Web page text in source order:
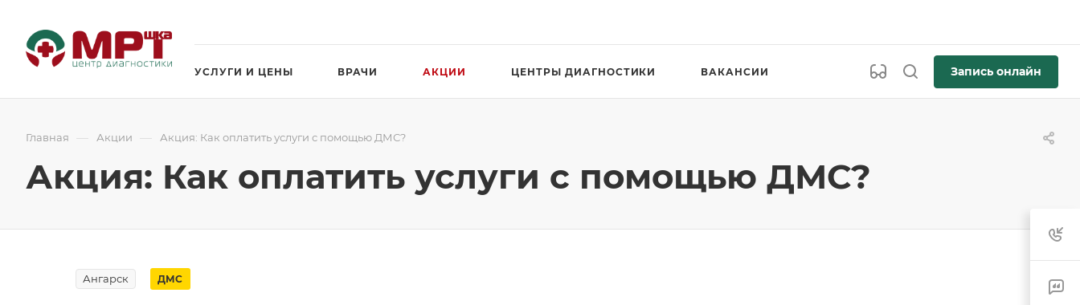
УСЛУГИ И ЦЕНЫ ВРАЧИ АКЦИИ ЦЕНТРЫ ДИАГНОСТИКИ ВАКАНСИИ Запись онлайн
Главная — Акции — Акция: Как оплатить услуги с помощью ДМС?
Акция: Как оплатить услуги с помощью ДМС?
Ангарск ДМС